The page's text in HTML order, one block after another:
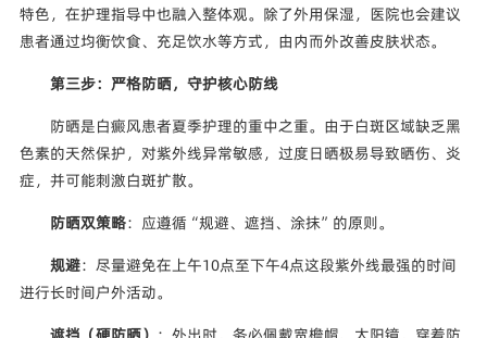
特色，在护理指导中也融入整体观。除了外用保湿，医院也会建议
患者通过均衡饮食、充足饮水等方式，由内而外改善皮肤状态。
第三步：严格防晒，守护核心防线
防晒是白癜风患者夏季护理的重中之重。由于白斑区域缺乏黑
色素的天然保护，对紫外线异常敏感，过度日晒极易导致晒伤、炎
症，并可能刺激白斑扩散。
防晒双策略：应遵循“规避、遮挡、涂抹”的原则。
规避：尽量避免在上午10点至下午4点这段紫外线最强的时间
进行长时间户外活动。